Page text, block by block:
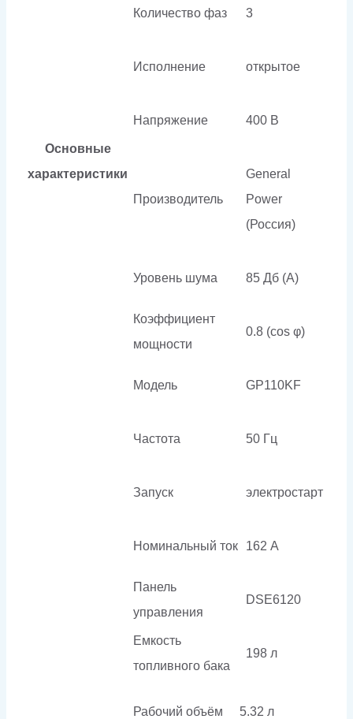
Основные
характеристики
Количество фаз 3
Исполнение открытое
Напряжение 400 В
Производитель
General
Power
(Россия)
Уровень шума 85 Дб (А)
Коэффициент
мощности
0.8 (cos φ)
Модель GP110KF
Частота 50 Гц
Запуск электростарт
Номинальный ток 162 А
Панель
управления
DSE6120
Емкость
топливного бака
198 л
Рабочий объём 5.32 л